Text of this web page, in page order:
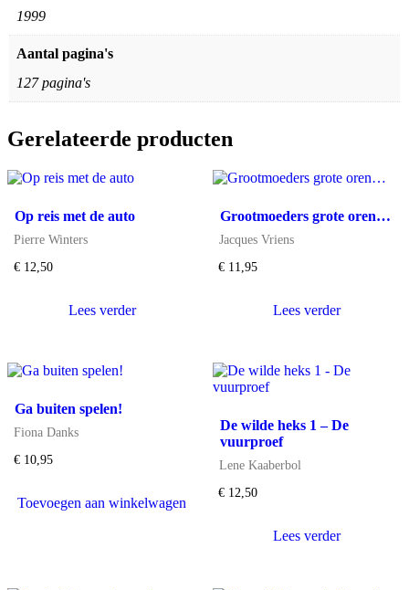
1999
Aantal pagina's
127 pagina's
Gerelateerde producten
Op reis met de auto
Pierre Winters
€12,50
Lees verder
Grootmoeders grote oren…
Jacques Vriens
€ 11,95
Lees verder
Ga buiten spelen!
Fiona Danks
€10,95
Toevoegen aan winkelwagen
De wilde heks 1 – De
vuurproef
Lene Kaaberbol
€ 12,50
Lees verder